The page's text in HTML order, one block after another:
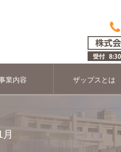
業内容 ザップスとは